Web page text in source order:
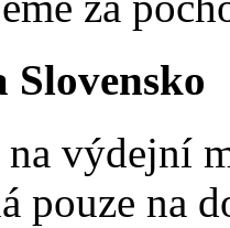
na výdejní
pouze na